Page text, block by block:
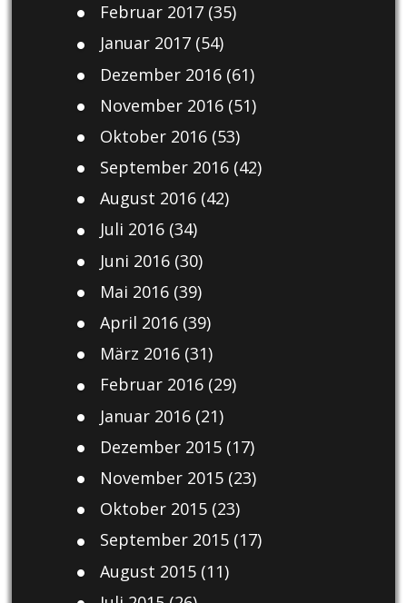
Februar 2017(35)
Januar 2017(54)
Dezember 2016(61)
November 2016(51)
Oktober 2016(53)
September 2016(42)
August 2016(42)
Juli 2016(34)
Juni 2016(30)
Mai 2016(39)
April 2016(39)
März 2016(31)
Februar 2016(29)
Januar 2016(21)
Dezember 2015(17)
November 2015(23)
Oktober 2015(23)
September 2015(17)
August 2015(11)